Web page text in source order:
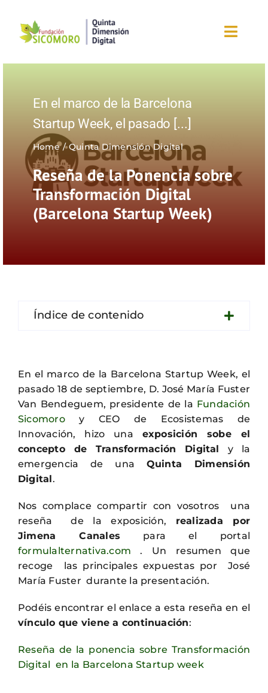
contenido
Sobre la fundación
Eventos
Nuestros blogs
Editorial
En el marco de la Barcelona
Startup Week, el pasado [...]
Home Quinta Dimensión Digital
Reseña de la Ponencia sobre
Transformación Digital
(Barcelona Startup Week)
Índice de contenido
En el marco de la Barcelona Startup Week, el
pasado 18 de septiembre, D. José María Fuster
Van Bendeguem, presidente de la Fundación
Sicomoroy CEO de Ecosistemas de
Innovación, hizo una exposición sobe el
concepto de Transformación Digital
y la
emergencia de una Quinta Dimensión
Digital.
Nos complace compartir con vosotros una
reseña de la exposición, realizada por
Jimena Canales para el portal
formulalternativa.com . Un resumen que
recoge las principales expuestas por José
María Fuster durante la presentación.
Podéis encontrar el enlace a esta reseña en el
vínculo que viene a continuación:
Reseña de la ponencia sobre Transformación
Digital en la Barcelona Startup week